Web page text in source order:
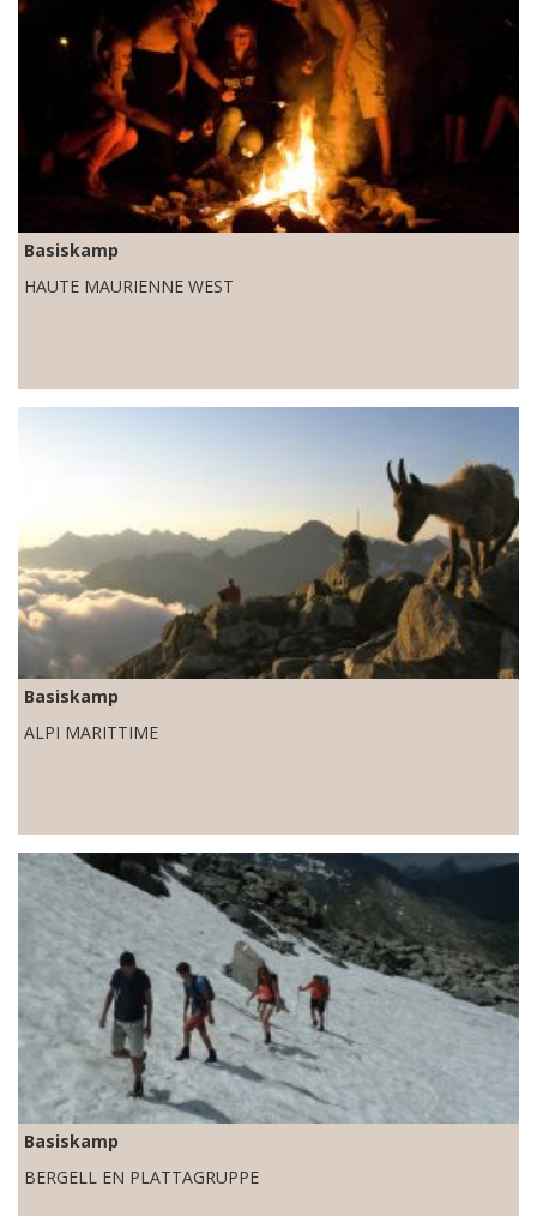
Basiskamp
HAUTE MAURIENNE WEST
Basiskamp
ALPI MARITTIME
Basiskamp
BERGELL EN PLATTAGRUPPE